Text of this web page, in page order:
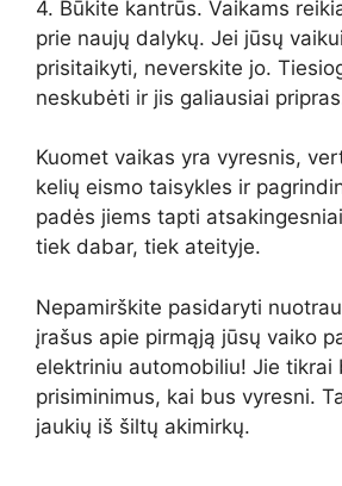
4. Būkite kantrūs. Vaikams
prie naujų dalykų. Jei jūsų
prisitaikyti, neverskite jo.
neskubėti ir jis galiausiai
Kuomet vaikas yra vyresnis,
kelių eismo taisykles ir
padės jiems tapti
tiek dabar, tiek ateityje.
Nepamirškite pasidaryti
įrašus apie pirmąją jūsų vaiko
elektriniu automobiliu! Jie tikrai
prisiminimus, kai bus vyresni.
jaukių iš šiltų akimirkų.